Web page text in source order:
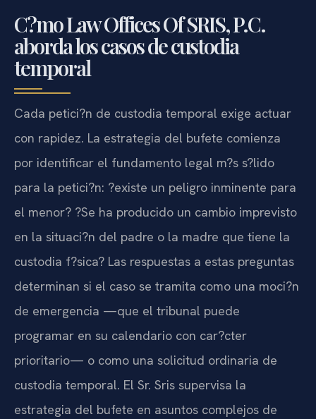
C?mo Law Offices Of SRIS, P.C.
aborda los casos de custodia
temporal
Cada petici?n de custodia temporal exige actuar
con rapidez. La estrategia del bufete comienza
por identificar el fundamento legal m?s s?lido
para la petici?n: ?existe un peligro inminente para
el menor? ?Se ha producido un cambio imprevisto
en la situaci?n del padre o la madre que tiene la
custodia f?sica? Las respuestas a estas preguntas
determinan si el caso se tramita como una moci?n
de emergencia —que el tribunal puede
programar en su calendario con car?cter
prioritario— o como una solicitud ordinaria de
custodia temporal. El Sr. Sris supervisa la
estrategia del bufete en asuntos complejos de